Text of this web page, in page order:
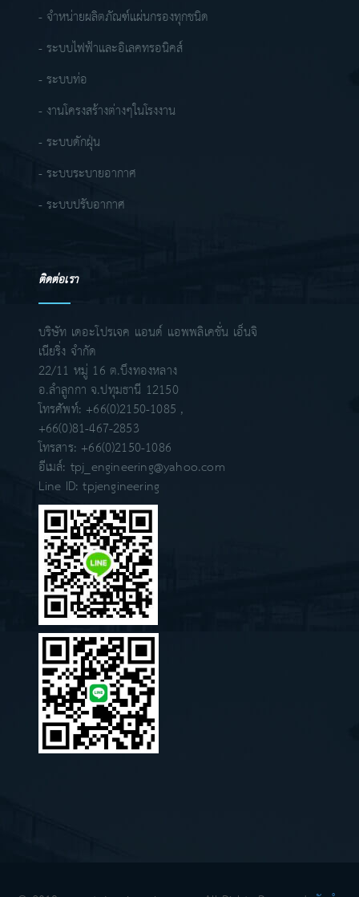
- จำหน่ายผลิตภัณฑ์แผ่นกรองทุกชนิด
- ระบบไฟฟ้าและอิเลคทรอนิคส์
- ระบบท่อ
- งานโครงสร้างต่างๆในโรงงาน
- ระบบดักฝุ่น
- ระบบระบายอากาศ
- ระบบปรับอากาศ
ติดต่อเรา
บริษัท เดอะโปรเจค แอนด์ แอพพลิเคชั่น เอ็นจิ
เนียริ่ง จำกัด
22/11 หมู่ 16 ต.บึงทองหลาง
อ.ลำลูกกา จ.ปทุมธานี 12150
โทรศัพท์: +66(0)2150-1085 ,
+66(0)81-467-2853
โทรสาร: +66(0)2150-1086
อีเมล์: tpj_engineering@yahoo.com
Line ID:tpjengineering